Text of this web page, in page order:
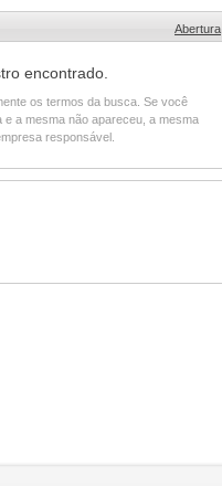
Abertura
encontrado.
os termos da busca. Se você
a mesma não apareceu, a mesma
responsável.